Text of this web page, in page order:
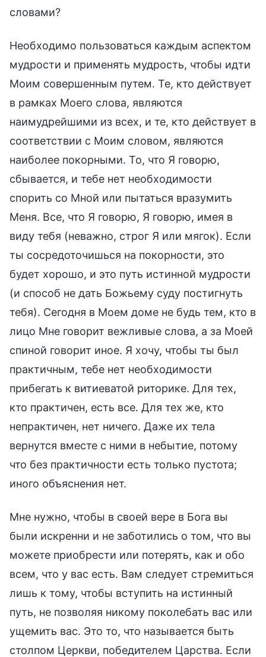
словами?
Необходимо пользоваться каждым аспектом
мудрости и применять мудрость, чтобы идти
Моим совершенным путем. Те, кто действует
в рамках Моего слова, являются
наимудрейшими из всех, и те, кто действует в
соответствии с Моим словом, являются
наиболее покорными. То, что Я говорю,
сбывается, и тебе нет необходимости
спорить со Мной или пытаться вразумить
Меня. Все, что Я говорю, Я говорю, имея в
виду тебя (неважно, строг Я или мягок). Если
ты сосредоточишься на покорности, это
будет хорошо, и это путь истинной мудрости
(и способ не дать Божьему суду постигнуть
тебя). Сегодня в Моем доме не будь тем, кто в
лицо Мне говорит вежливые слова, а за Моей
спиной говорит иное. Я хочу, чтобы ты был
практичным, тебе нет необходимости
прибегать к витиеватой риторике. Для тех,
кто практичен, есть все. Для тех же, кто
непрактичен, нет ничего. Даже их тела
вернутся вместе с ними в небытие, потому
что без практичности есть только пустота;
иного объяснения нет.
Мне нужно, чтобы в своей вере в Бога вы
были искренни и не заботились о том, что вы
можете приобрести или потерять, как и обо
всем, что у вас есть. Вам следует стремиться
лишь к тому, чтобы вступить на истинный
путь, не позволяя никому поколебать вас или
ущемить вас. Это то, что называется быть
столпом Церкви, победителем Царства. Если